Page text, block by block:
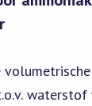
waterstof